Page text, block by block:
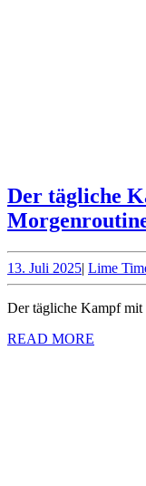
Der tägliche
13. Juli 202513.
Juli
2025
| Lime
Der tägliche Kampf
READ MORE